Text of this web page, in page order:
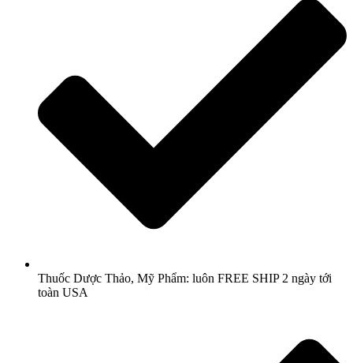
Thuốc Dược Thảo, Mỹ Phẩm: luôn FREE SHIP 2 ngày tới
toàn USA